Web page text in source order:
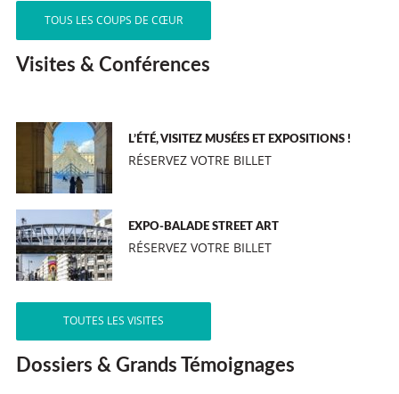
TOUS LES COUPS DE CŒUR
Visites & Conférences
L’ÉTÉ, VISITEZ MUSÉES ET EXPOSITIONS !
RÉSERVEZ VOTRE BILLET
EXPO-BALADE STREET ART
RÉSERVEZ VOTRE BILLET
TOUTES LES VISITES
Dossiers & Grands Témoignages